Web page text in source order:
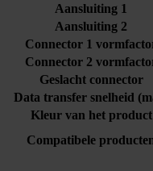
Aansluiting 1
Aansluiting 2
Connector 1
Connector 2
Geslacht connector
Data transfer snelheid
Kleur van het product
Compatibele